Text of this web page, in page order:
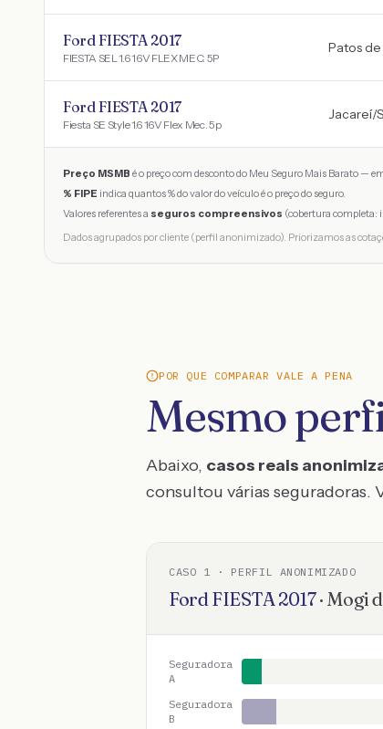
Ford FIESTA 2017
FIESTA SEL 1.6 16V FLEX MEC. 5P
Patos de
Ford FIESTA 2017
Fiesta SE Style 1.6 16V Flex Mec. 5p
Jacareí/
Preço MSMB é o preço com desconto do Meu Seguro Mais Barato —
% FIPE indica quantos % do valor do veículo é o preço do seguro.
Valores referentes a seguros compreensivos (cobertura completa:
Dados agrupados por cliente (perfil anonimizado). Priorizamos as
POR QUE COMPARAR VALE A PENA
Mesmo
Abaixo, casos reais
consultou várias seguradoras.
CASO 1 · PERFIL ANONIMIZADO
Ford FIESTA2017· Mogi
Seguradora
A
Seguradora
B